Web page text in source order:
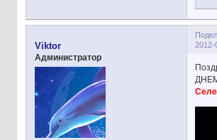
2012-
Viktor
Администратор